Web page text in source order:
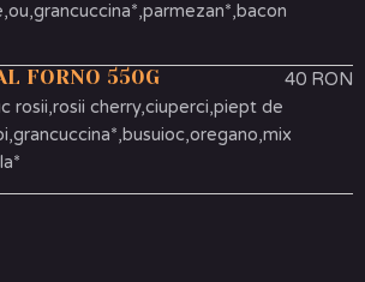
FORNO 550G
40 RON
rosii,rosii cherry,ciuperci,piept de